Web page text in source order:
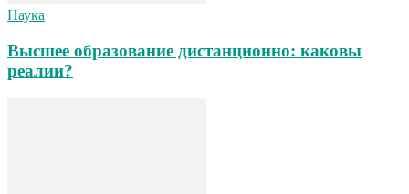
Наука
Высшее образование дистанционно: каковы
реалии?